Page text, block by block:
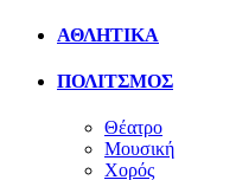
ΑΘΛΗΤΙΚΑ
ΠΟΛΙΤΣΜΟΣ
Θέατρο
Μουσική
Χορός